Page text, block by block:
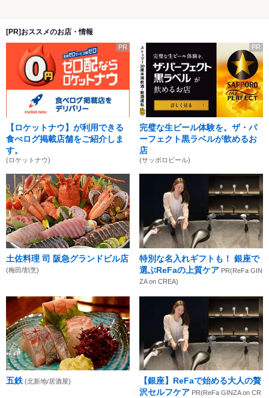
[PR]おススメのお店・情報
PR
【ロケットナウ】が利用できる
食べログ掲載店舗をご紹介しま
す。
(ロケットナウ)
PR
完璧な生ビール体験を。ザ・パ
ーフェクト黒ラベルが飲めるお
店
(サッポロビール)
土佐料理 司 阪急グランドビル店
(梅田/割烹)
特別な名入れギフトも！ 銀座で
選ぶReFaの上質ケア PR(ReFa GIN
ZA on CREA)
五鉄 (北新地/居酒屋)
【銀座】ReFaで始める大人の贅
沢セルフケア PR(ReFa GINZA on CR